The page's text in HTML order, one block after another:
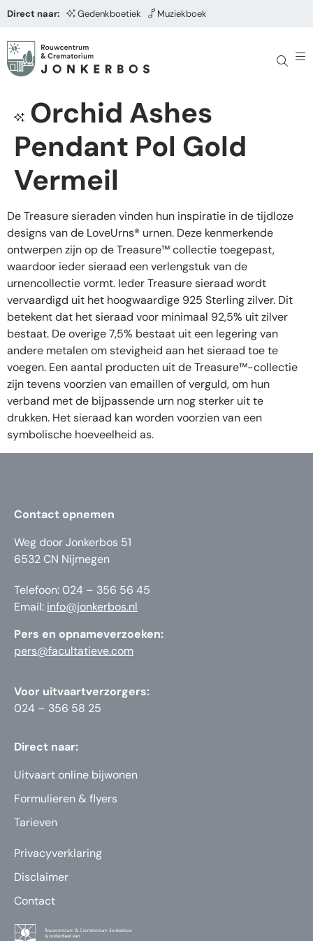
Direct naar: Gedenkboetiek Muziekboek
Orchid Ashes
Pendant Pol Gold
Vermeil
De Treasure sieraden vinden hun inspiratie in de tijdloze
designs van de LoveUrns® urnen. Deze kenmerkende
ontwerpen zijn op de Treasure™ collectie toegepast,
waardoor ieder sieraad een verlengstuk van de
urnencollectie vormt. Ieder Treasure sieraad wordt
vervaardigd uit het hoogwaardige 925 Sterling zilver. Dit
betekent dat het sieraad voor minimaal 92,5% uit zilver
bestaat. De overige 7,5% bestaat uit een legering van
andere metalen om stevigheid aan het sieraad toe te
voegen. Een aantal producten uit de Treasure™-collectie
zijn tevens voorzien van emaillen of verguld, om hun
verband met de bijpassende urn nog sterker uit te
drukken. Het sieraad kan worden voorzien van een
symbolische hoeveelheid as.
Contact opnemen
Weg door Jonkerbos 51
6532 CN Nijmegen
Telefoon: 024 – 356 56 45
Email: info@jonkerbos.nl
Pers en opnameverzoeken:
pers@facultatieve.com
Voor uitvaartverzorgers:
024 – 356 58 25
Direct naar:
Uitvaart online bijwonen
Formulieren & flyers
Tarieven
Privacyverklaring
Disclaimer
Contact